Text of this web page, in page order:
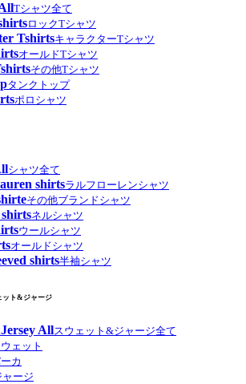
Tシャツ全て
ロックTシャツ
TshirtsキャラクターTシャツ
オールドTシャツ
その他Tシャツ
タンクトップ
ポロシャツ
シャツ全て
shirtsラルフローレンシャツ
その他ブランドシャツ
ネルシャツ
ウールシャツ
オールドシャツ
shirts半袖シャツ
ット&ジャージ
Allスウェット&ジャージ全て
ェット
カ
ャージ